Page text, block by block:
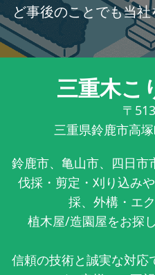
ど事後のことでも当
三重木こ
〒
三重県鈴鹿市高
鈴鹿市、亀山市、四日市
伐採・剪定・刈り込み
採、外構・エ
植木屋/造園屋をお探
信頼の技術と誠実な対応